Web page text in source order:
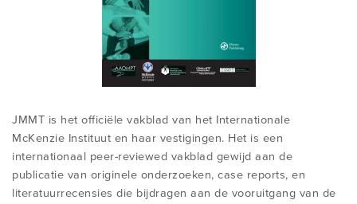
JMMT is het officiële vakblad van het Internationale
McKenzie Instituut en haar vestigingen. Het is een
internationaal peer-reviewed vakblad gewijd aan de
publicatie van originele onderzoeken, case reports, en
literatuurrecensies die bijdragen aan de vooruitgang van de